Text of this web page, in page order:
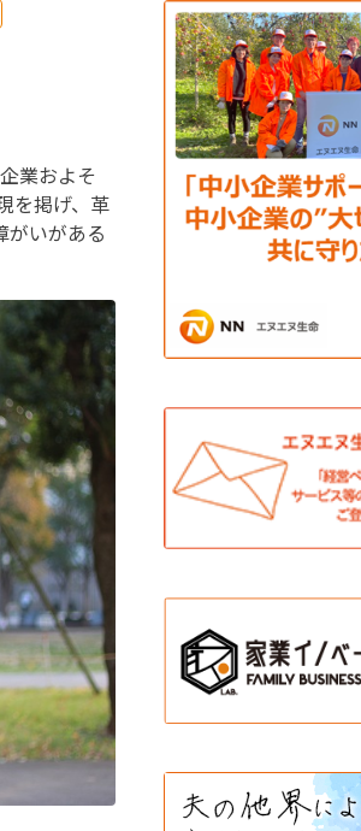
業およそ
を掲げ、革
がいがある